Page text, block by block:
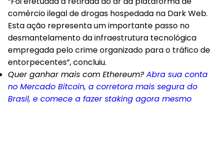
comércio ilegal de drogas hospedada na Dark Web.
Esta ação representa um importante passo no
desmantelamento da infraestrutura tecnológica
empregada pelo crime organizado para o tráfico de
entorpecentes”, concluiu.
Quer ganhar mais com Ethereum?Abra sua conta
no Mercado Bitcoin, a corretora mais segura do
Brasil, e comece a fazer staking agora mesmo